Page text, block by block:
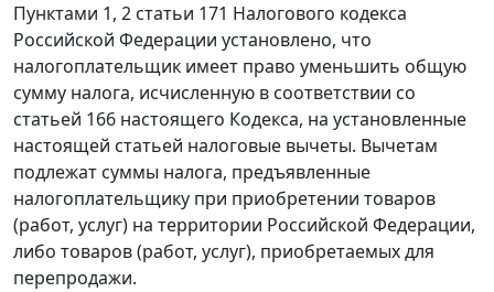
Пунктами 1, 2 статьи 171 Налогового кодекса
Российской Федерации установлено, что
налогоплательщик имеет право уменьшить общую
сумму налога, исчисленную в соответствии со
статьей 166 настоящего Кодекса, на установленные
настоящей статьей налоговые вычеты. Вычетам
подлежат суммы налога, предъявленные
налогоплательщику при приобретении товаров
(работ, услуг) на территории Российской Федерации,
либо товаров (работ, услуг), приобретаемых для
перепродажи.